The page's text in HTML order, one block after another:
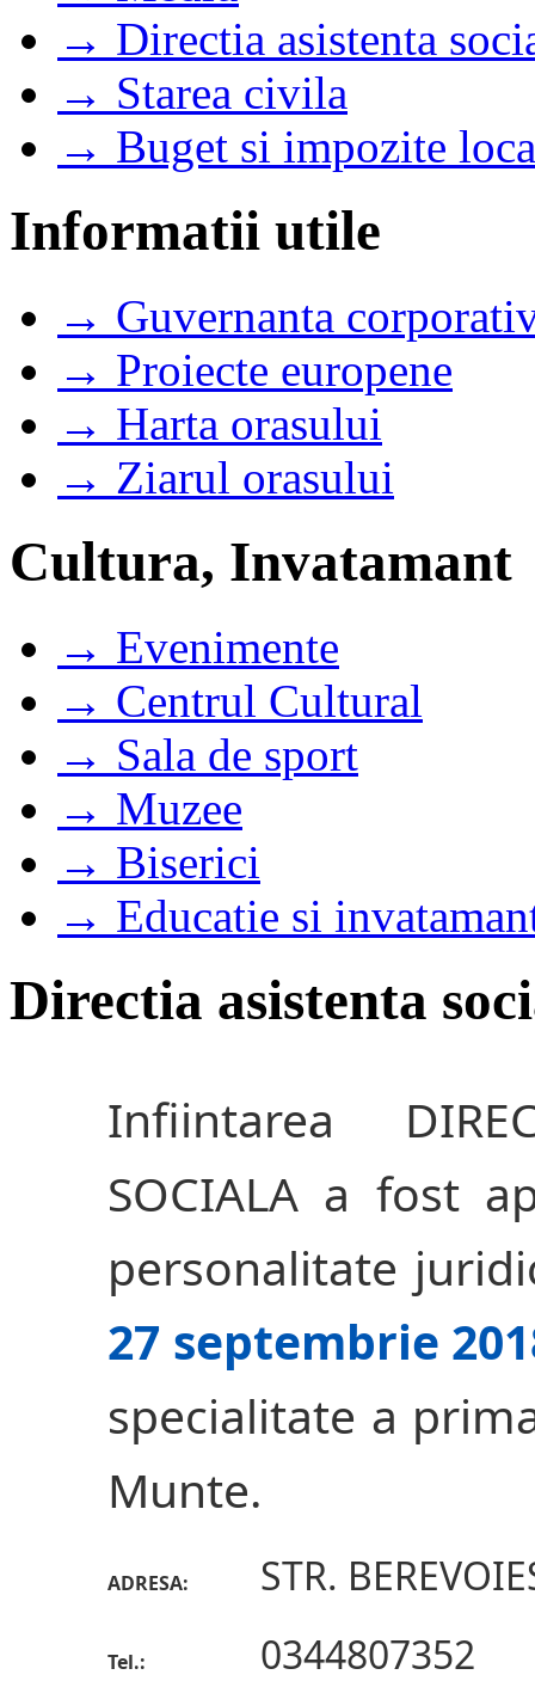
→ Directia asistenta
→ Starea civila
→ Buget si impozite
Informatii utile
→ Guvernanta
→ Proiecte europene
→ Harta orasului
→ Ziarul orasului
Cultura, Invatamant
→ Evenimente
→ Centrul Cultural
→ Sala de sport
→ Muzee
→ Biserici
→ Educatie si
Directia asistenta
Infiintarea
SOCIALA a fost
personalitate
27 septembrie
specialitate a
Munte.
ADRESA: STR.
Tel.: 0344807352